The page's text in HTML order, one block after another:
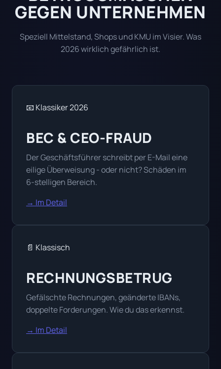
GEGEN UNTERNEHMEN
Speziell Mittelstand, Shops und KMU im Visier. Was
2026 wirklich gefährlich ist.
📧 Klassiker 2026
BEC & CEO-FRAUD
Der Geschäftsführer schreibt per E-Mail eine
eilige Überweisung - oder nicht? Schäden im
6-stelligen Bereich.
→ Im Detail
📄 Klassisch
RECHNUNGSBETRUG
Gefälschte Rechnungen, geänderte IBANs,
doppelte Forderungen. Wie du das erkennst.
→ Im Detail